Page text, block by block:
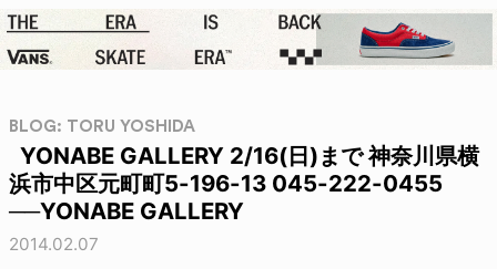
BLOG: TORU YOSHIDA
YONABE GALLERY 2/16(日)まで 神奈川県横
浜市中区元町町5-196-13 045-222-0455
──YONABE GALLERY
2014.02.07